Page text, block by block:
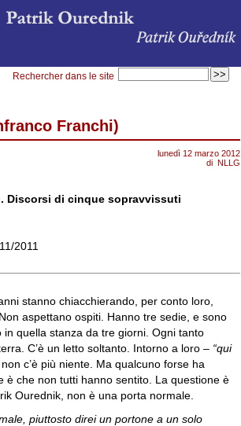
Rechercher dans le site
Franchi)
lunedì 12 marzo 2012
di NLLG
Discorsi di cinque sopravvissuti
2011
stanno chiacchierando, per conto loro,
aspettano ospiti. Hanno tre sedie, e sono
in quella stanza da tre giorni. Ogni tanto
C’è un letto soltanto. Intorno a loro – “qui
non c’è più niente. Ma qualcuno forse ha
è che non tutti hanno sentito. La questione è
Ourednik, non è una porta normale.
piuttosto direi un portone a un solo